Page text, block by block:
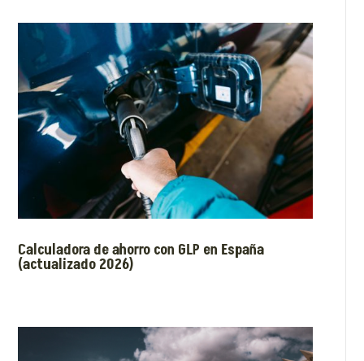
Calculadora de ahorro con GLP en España
(actualizado 2026)